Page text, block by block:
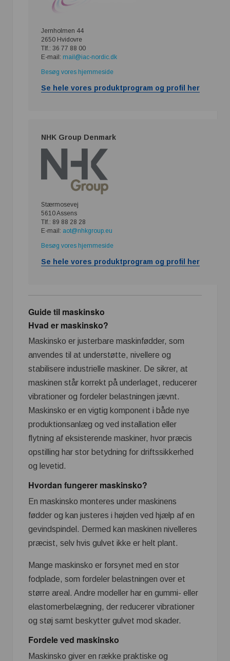
Jernholmen 44
2650 Hvidovre
Tlf.: 36 77 88 00
E-mail: mail@iac-nordic.dk
Besøg vores hjemmeside
Se hele vores produktprogram og profil her
NHK Group Denmark
Stærmosevej
5610 Assens
Tlf.: 89 88 28 28
E-mail: aot@nhkgroup.eu
Besøg vores hjemmeside
Se hele vores produktprogram og profil her
Guide til maskinsko
Hvad er maskinsko?
Maskinsko er justerbare maskinfødder, som
anvendes til at understøtte, nivellere og
stabilisere industrielle maskiner. De sikrer, at
maskinen står korrekt på underlaget, reducerer
vibrationer og fordeler belastningen jævnt.
Maskinsko er en vigtig komponent i både nye
produktionsanlæg og ved installation eller
flytning af eksisterende maskiner, hvor præcis
opstilling har stor betydning for driftssikkerhed
og levetid.
Hvordan fungerer maskinsko?
En maskinsko monteres under maskinens
fødder og kan justeres i højden ved hjælp af en
gevindspindel. Dermed kan maskinen nivelleres
præcist, selv hvis gulvet ikke er helt plant.
Mange maskinsko er forsynet med en stor
fodplade, som fordeler belastningen over et
større areal. Andre modeller har en gummi- eller
elastomerbelægning, der reducerer vibrationer
og støj samt beskytter gulvet mod skader.
Fordele ved maskinsko
Maskinsko giver en række praktiske og